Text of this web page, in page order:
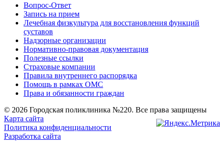
Вопрос-Ответ
Запись на прием
Лечебная физкультура для восстановления функций
суставов
Надзорные организации
Нормативно-правовая документация
Полезные ссылки
Страховые компании
Правила внутреннего распорядка
Помощь в рамках ОМС
Права и обязанности граждан
© 2026 Городская поликлиника №220. Все права защищены
Карта сайта
Политика конфиденциальности
Разработка сайта